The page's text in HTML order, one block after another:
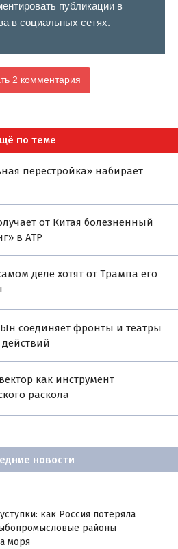
публикации в
в социальных сетях.
2 комментария
по теме
перестройка» набирает
от Китая болезненный
в АТР
деле хотят от Трампа его
соединяет фронты и театры
как инструмент
раскола
новости
как Россия потеряла
районы
моря